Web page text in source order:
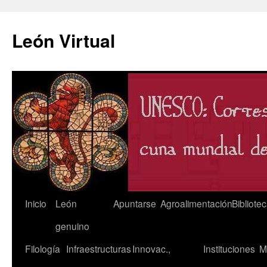
León Virtual
Saltar
contenido
Inicio
León
genuino
Apuntarse Agroalimentación
Filología InfraestructurasInnovac.,
Instituciones